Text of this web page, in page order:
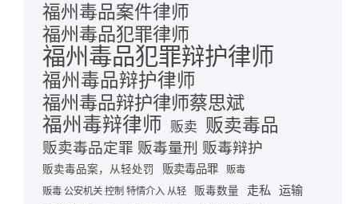
福州毒品案件律师
福州毒品犯罪律师
福州毒品犯罪辩护律师
福州毒品辩护律师
福州毒品辩护律师蔡思斌
福州毒辩律师 贩卖 贩卖毒品
贩卖毒品定罪 贩毒量刑 贩毒辩护
贩卖毒品案，从轻处罚 贩卖毒品罪
贩毒
贩毒 公安机关 控制 特情介入 从轻
贩毒数量 走私 运输